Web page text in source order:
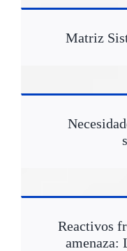
Matriz
Reactivos
amenaza: